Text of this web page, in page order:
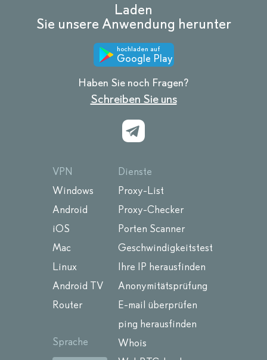
Laden
Sie unsere Anwendung herunter
hochladen auf
Google Play
Haben Sie noch Fragen?
Schreiben Sie uns
VPN
Windows
Android
iOS
Mac
Linux
Android TV
Router
Sprache
Dienste
Proxy-List
Proxy-Checker
Porten Scanner
Geschwindigkeitstest
Ihre IP herausfinden
Anonymitätsprüfung
E-mail überprüfen
ping herausfinden
Whois